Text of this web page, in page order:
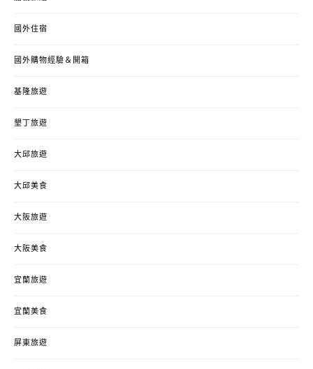
國外住宿
國外購物經驗＆開箱
基隆旅遊
墾丁旅遊
大邱旅遊
大邱美食
大阪旅遊
大阪美食
宜蘭旅遊
宜蘭美食
屏東旅遊